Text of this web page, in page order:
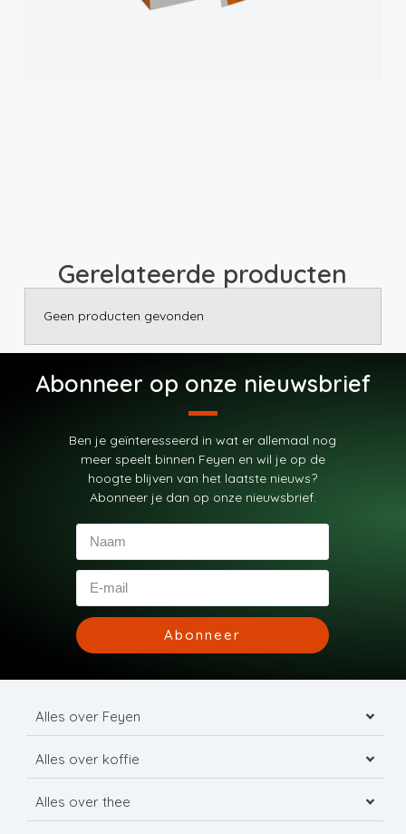
Gerelateerde producten
Geen producten gevonden
Abonneer op onze nieuwsbrief
Ben je geïnteresseerd in wat er allemaal nog
meer speelt binnen Feyen en wil je op de
hoogte blijven van het laatste nieuws?
Abonneer je dan op onze nieuwsbrief.
Abonneer
Alles over Feyen
Alles over koffie
Alles over thee